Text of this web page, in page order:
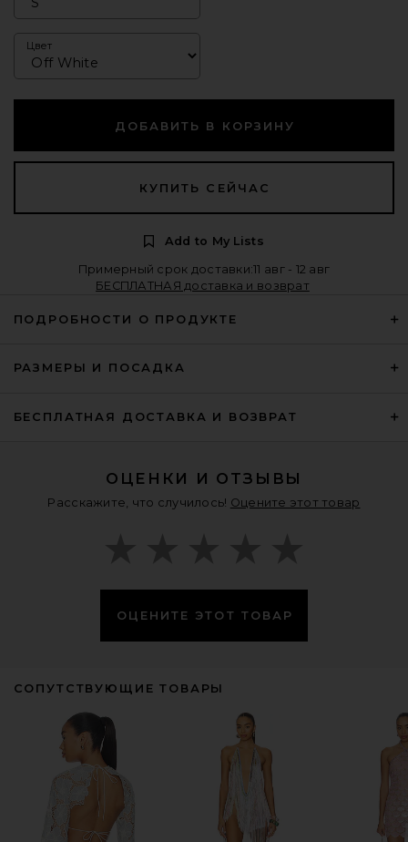
Цвет
ДОБАВИТЬ В КОРЗИНУ
КУПИТЬ СЕЙЧАС
Add to My Lists
Примерный срок доставки:11 авг - 12 авг
БЕСПЛАТНАЯ доставка и возврат
ПОДРОБНОСТИ О ПРОДУКТЕ
РАЗМЕРЫ И ПОСАДКА
БЕСПЛАТНАЯ ДОСТАВКА И ВОЗВРАТ
ОЦЕНКИ И ОТЗЫВЫ
Расскажите, что случилось! Оцените этот товар
ОЦЕНИТЕ ЭТОТ ТОВАР
СОПУТСТВУЮЩИЕ ТОВАРЫ